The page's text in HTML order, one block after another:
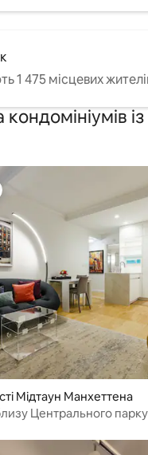
1 475 місцевих
Мідтаун Манхеттена
Центрального